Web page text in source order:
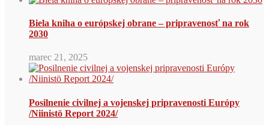
Biela kniha o európskej obrane – pripravenosť na rok
2030
marec 21, 2025
Posilnenie civilnej a vojenskej pripravenosti Európy
/Niinistö Report 2024/